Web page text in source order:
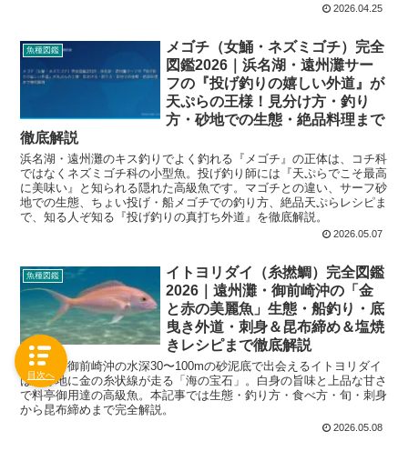
2026.04.25
魚種図鑑
メゴチ（女鯒・ネズミゴチ）完全
図鑑2026｜浜名湖・遠州灘サー
フの『投げ釣りの嬉しい外道』が
天ぷらの王様！見分け方・釣り
方・砂地での生態・絶品料理まで
徹底解説
浜名湖・遠州灘のキス釣りでよく釣れる『メゴチ』の正体は、コチ科
ではなくネズミゴチ科の小型魚。投げ釣り師には『天ぷらでこそ最高
に美味い』と知られる隠れた高級魚です。マゴチとの違い、サーフ砂
地での生態、ちょい投げ・船メゴチでの釣り方、絶品天ぷらレシピま
で、知る人ぞ知る『投げ釣りの真打ち外道』を徹底解説。
2026.05.07
魚種図鑑
イトヨリダイ（糸撚鯛）完全図鑑
2026｜遠州灘・御前崎沖の「金
と赤の美麗魚」生態・船釣り・底
曳き外道・刺身＆昆布締め＆塩焼
きレシピまで徹底解説
遠州灘・御前崎沖の水深30〜100mの砂泥底で出会えるイトヨリダイ
は、赤地に金の糸状線が走る「海の宝石」。白身の旨味と上品な甘さ
で料亭御用達の高級魚。本記事では生態・釣り方・食べ方・旬・刺身
から昆布締めまで完全解説。
2026.05.08
目次へ